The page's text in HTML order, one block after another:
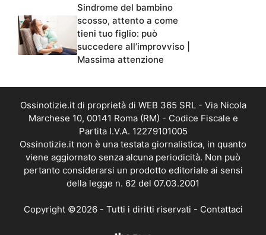
Sindrome del bambino
scosso, attento a come
tieni tuo figlio: può
succedere all’improvviso |
Massima attenzione
Ossinotizie.it di proprietà di WEB 365 SRL - Via Nicola
Marchese 10, 00141 Roma (RM) - Codice Fiscale e
Partita I.V.A. 12279101005
Ossinotizie.it non è una testata giornalistica, in quanto
viene aggiornato senza alcuna periodicità. Non può
pertanto considerarsi un prodotto editoriale ai sensi
della legge n. 62 del 07.03.2001
Copyright ©2026 - Tutti i diritti riservati - Contattaci